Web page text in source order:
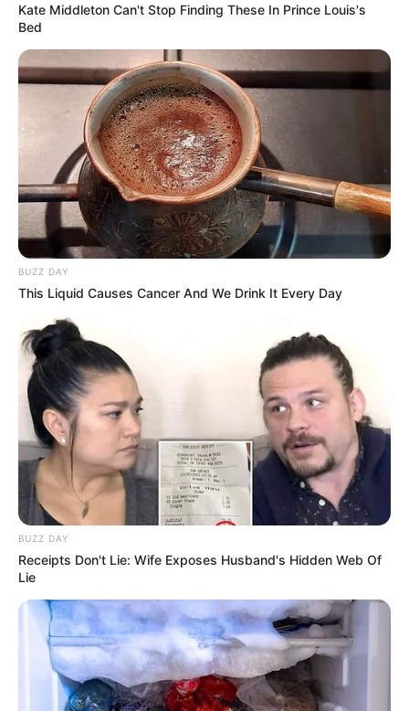
Kate Middleton Can't Stop Finding These In Prince Louis's
Bed
BUZZ DAY
This Liquid Causes Cancer And We Drink It Every Day
BUZZ DAY
Receipts Don't Lie: Wife Exposes Husband's Hidden Web Of
Lie